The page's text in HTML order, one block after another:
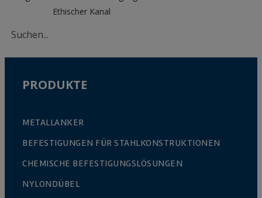
Ethischer Kanal
PRODUKTE
METALLANKER
BEFESTIGUNGEN FÜR STAHLKONSTRUKTIONEN
CHEMISCHE BEFESTIGUNGSLÖSUNGEN
NYLONDÜBEL